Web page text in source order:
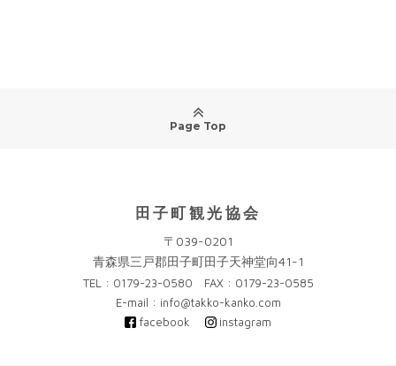
Page Top
田子町観光協会
〒039-0201
青森県三戸郡田子町田子天神堂向41-1
TEL : 0179-23-0580 FAX : 0179-23-0585
E-mail : info@takko-kanko.com
facebook
instagram